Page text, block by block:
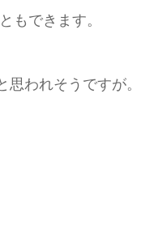
もできます。
われそうですが。